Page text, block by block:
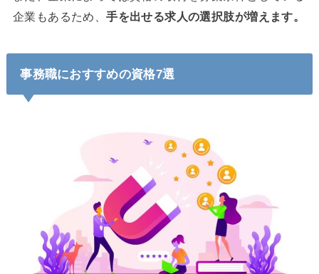
企業もあるため、手を出せる求人の選択肢が増えます。
事務職におすすめの資格7選